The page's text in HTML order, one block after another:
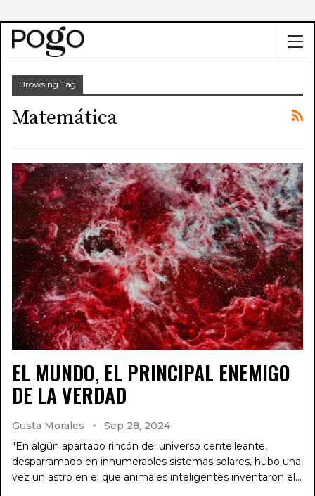
Browsing Tag
Matemática
EL MUNDO, EL PRINCIPAL ENEMIGO
DE LA VERDAD
Gusta Morales
Sep 28, 2024
"En algún apartado rincón del universo centelleante,
desparramado en innumerables sistemas solares, hubo una
vez un astro en el que animales inteligentes inventaron el…